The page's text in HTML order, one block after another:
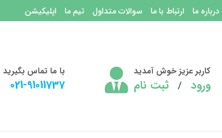
درباره ما ارتباط با ما سوالات متداول تیم ما اپلیکیشن
کاربر عزیز خوش آمدید
ورود /ثبت نام
با ما تماس بگیرید
021-91011737